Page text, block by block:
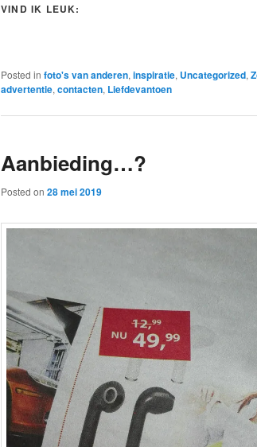
VIND IK LEUK:
Posted in foto's van anderen, inspiratie, Uncategorized,
advertentie, contacten, Liefdevantoen
Aanbieding…?
Posted on 28 mei 2019